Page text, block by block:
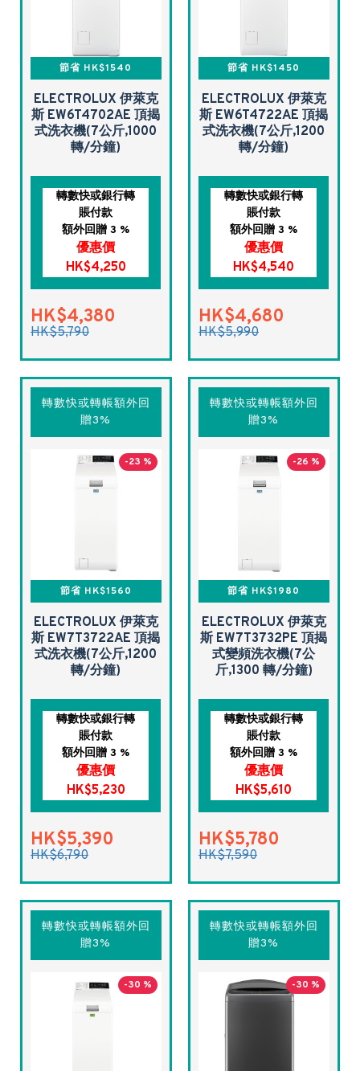
節省 HK$1540
ELECTROLUX 伊萊克
斯 EW6T4702AE 頂揭
式洗衣機(7公斤,1000
轉/分鐘)
轉數快或銀行轉
賬付款
額外回贈 3 %
優惠價
HK$4,250
HK$4,380
HK$5,790
節省 HK$1450
ELECTROLUX 伊萊克
斯 EW6T4722AE 頂揭
式洗衣機(7公斤,1200
轉/分鐘)
轉數快或銀行轉
賬付款
額外回贈 3 %
優惠價
HK$4,540
HK$4,680
HK$5,990
轉數快或轉帳額外回
贈3%
-23 %
節省 HK$1560
ELECTROLUX 伊萊克
斯 EW7T3722AE 頂揭
式洗衣機(7公斤,1200
轉/分鐘)
轉數快或銀行轉
賬付款
額外回贈 3 %
優惠價
HK$5,230
HK$5,390
HK$6,790
轉數快或轉帳額外回
贈3%
-26 %
節省 HK$1980
ELECTROLUX 伊萊克
斯 EW7T3732PE 頂揭
式變頻洗衣機(7公
斤,1300 轉/分鐘)
轉數快或銀行轉
賬付款
額外回贈 3 %
優惠價
HK$5,610
HK$5,780
HK$7,590
轉數快或轉帳額外回
贈3%
-30 %
轉數快或轉帳額外回
贈3%
-30 %